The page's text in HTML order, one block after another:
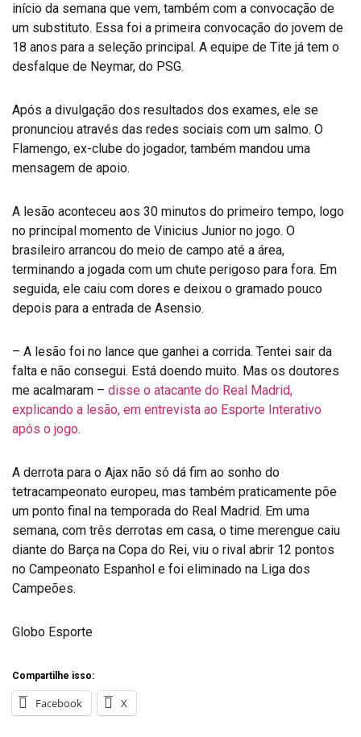
início da semana que vem, também com a convocação de
um substituto. Essa foi a primeira convocação do jovem de
18 anos para a seleção principal. A equipe de Tite já tem o
desfalque de Neymar, do PSG.
Após a divulgação dos resultados dos exames, ele se
pronunciou através das redes sociais com um salmo. O
Flamengo, ex-clube do jogador, também mandou uma
mensagem de apoio.
A lesão aconteceu aos 30 minutos do primeiro tempo, logo
no principal momento de Vinicius Junior no jogo. O
brasileiro arrancou do meio de campo até a área,
terminando a jogada com um chute perigoso para fora. Em
seguida, ele caiu com dores e deixou o gramado pouco
depois para a entrada de Asensio.
– A lesão foi no lance que ganhei a corrida. Tentei sair da
falta e não consegui. Está doendo muito. Mas os doutores
me acalmaram – disse o atacante do Real Madrid,
explicando a lesão, em entrevista ao Esporte Interativo
após o jogo.
A derrota para o Ajax não só dá fim ao sonho do
tetracampeonato europeu, mas também praticamente põe
um ponto final na temporada do Real Madrid. Em uma
semana, com três derrotas em casa, o time merengue caiu
diante do Barça na Copa do Rei, viu o rival abrir 12 pontos
no Campeonato Espanhol e foi eliminado na Liga dos
Campeões.
Globo Esporte
Compartilhe isso:
Facebook X